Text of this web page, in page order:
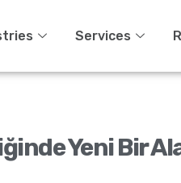
Services
Yeni Bir